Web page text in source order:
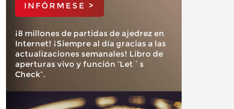
INFÓRMESE >
¡8 millones de partidas de ajedrez en
Internet! ¡Siempre al día gracias a las
actualizaciones semanales! Libro de
aperturas vivo y función “Let´s
Check”.